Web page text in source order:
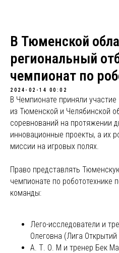
В Тюменской
региональный
чемпионат по
2024-02-14 00:02
В Чемпионате приняли
из Тюменской и Челябинской
соревнований на протяжении
инновационные проекты, а их
миссии на игровых полях.
Право представлять
чемпионате по робототехнике
команды:
Лего-исследователи и
Олеговна (Лига Открытий
А. Т. О. М и тренер Бек